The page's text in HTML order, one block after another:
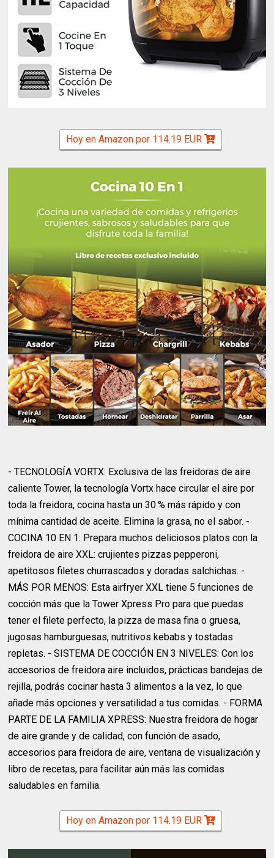
Hoy en Amazon por 114.19 EUR
- TECNOLOGÍA VORTX: Exclusiva de las freidoras de aire
caliente Tower, la tecnología Vortx hace circular el aire por
toda la freidora, cocina hasta un 30 % más rápido y con
mínima cantidad de aceite. Elimina la grasa, no el sabor. -
COCINA 10 EN 1: Prepara muchos deliciosos platos con la
freidora de aire XXL: crujientes pizzas pepperoni,
apetitosos filetes churrascados y doradas salchichas. -
MÁS POR MENOS: Esta airfryer XXL tiene 5 funciones de
cocción más que la Tower Xpress Pro para que puedas
tener el filete perfecto, la pizza de masa fina o gruesa,
jugosas hamburguesas, nutritivos kebabs y tostadas
repletas. - SISTEMA DE COCCIÓN EN 3 NIVELES: Con los
accesorios de freidora aire incluidos, prácticas bandejas de
rejilla, podrás cocinar hasta 3 alimentos a la vez, lo que
añade más opciones y versatilidad a tus comidas. - FORMA
PARTE DE LA FAMILIA XPRESS: Nuestra freidora de hogar
de aire grande y de calidad, con función de asado,
accesorios para freidora de aire, ventana de visualización y
libro de recetas, para facilitar aún más las comidas
saludables en familia.
Hoy en Amazon por 114.19 EUR